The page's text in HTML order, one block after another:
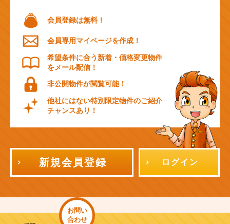
会員登録は無料！
会員専用マイページを作成！
希望条件に合う新着・価格変更物件
をメール配信！
非公開物件が閲覧可能！
他社にはない特別限定物件のご紹介
チャンスあり！
新規会員登録 ログイン
お問い
合わせ